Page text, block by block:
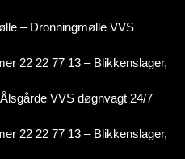
– Dronningmølle VVS
22 22 77 13 – Blikkenslager,
VVS døgnvagt 24/7
22 22 77 13 – Blikkenslager,